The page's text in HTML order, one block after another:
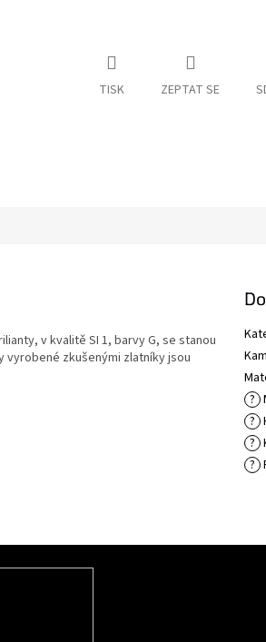
TISK ZEPTAT SE
v kvalitě SI 1, barvy G, se stanou
vyrobené zkušenými zlatníky jsou
?
?
?
?